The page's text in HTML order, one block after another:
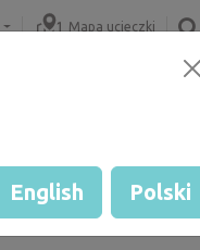
Mapa ucieczki
English Polski